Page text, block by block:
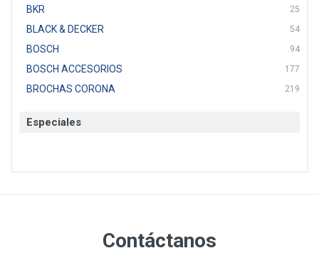
BKR 25
BLACK & DECKER 54
BOSCH 94
BOSCH ACCESORIOS 177
BROCHAS CORONA 219
CAT
Especiales
Contáctanos